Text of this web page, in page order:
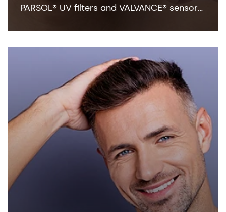
PARSOL® UV filters and VALVANCE® sensory